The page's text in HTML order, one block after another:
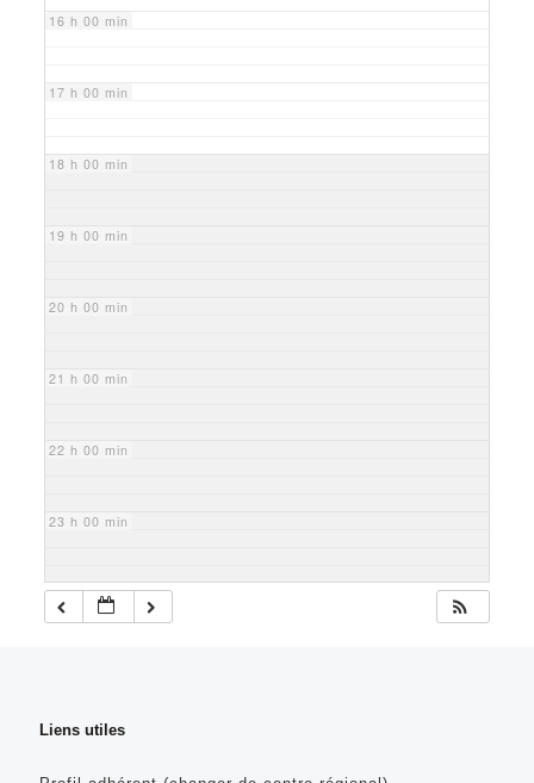
16 h 00 min
17 h 00 min
18 h 00 min
19 h 00 min
20 h 00 min
21 h 00 min
22 h 00 min
23 h 00 min
Liens utiles